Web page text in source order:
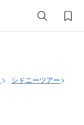
シドニーツアー